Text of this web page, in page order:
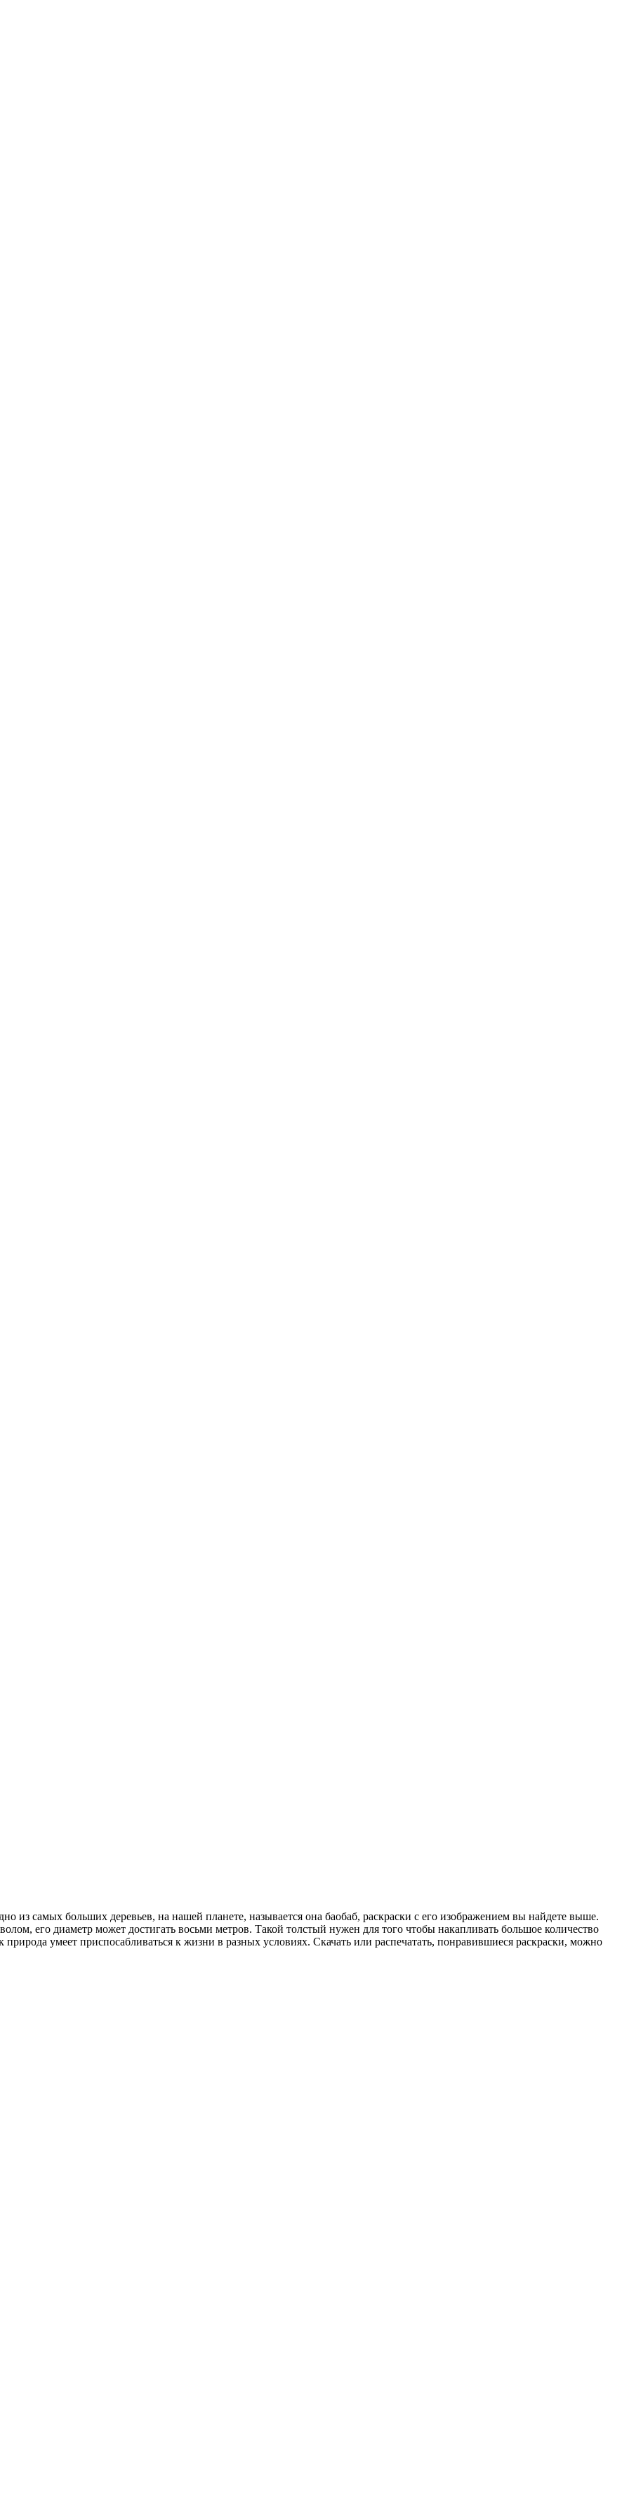
из самых больших деревьев, на нашей планете, называется она баобаб, раскраски с его изображением вы найдете выше.
его диаметр может достигать восьми метров. Такой толстый нужен для того чтобы накапливать большое количество
природа умеет приспосабливаться к жизни в разных условиях. Скачать или распечатать, понравившиеся раскраски, можно